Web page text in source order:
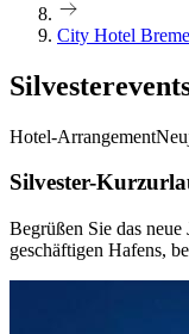
City Hotel
Hotel-Arrangement
Silvester-
Begrüßen Sie das
geschäftigen Hafens,